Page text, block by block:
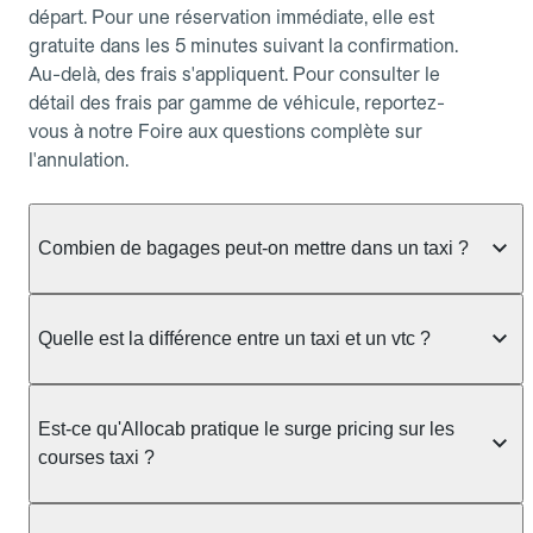
départ. Pour une réservation immédiate, elle est
gratuite dans les 5 minutes suivant la confirmation.
Au-delà, des frais s'appliquent. Pour consulter le
détail des frais par gamme de véhicule, reportez-
vous à notre Foire aux questions complète sur
l'annulation.
Combien de bagages peut-on mettre dans un taxi ?
taxi berline accueille en général jusqu'à 3 bagages
ou nombreux, précisez-le dans le champ "Message
au chauffeur" lors de la réservation. Le prix n'est
pas impacté par le nombre de bagages.
Quelle est la différence entre un taxi et un vtc ?
prendre en charge directement dans la rue, à une
station ou sur réservation, avec un tarif au
réservation et propose un prix fixe annoncé à
Est-ce qu'Allocab pratique le surge pricing sur les
courses taxi ?